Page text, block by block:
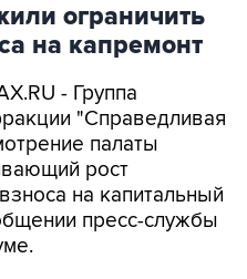
ограничить
на капремонт
- Группа
"Справедливая
палаты
рост
на капитальный
пресс-службы